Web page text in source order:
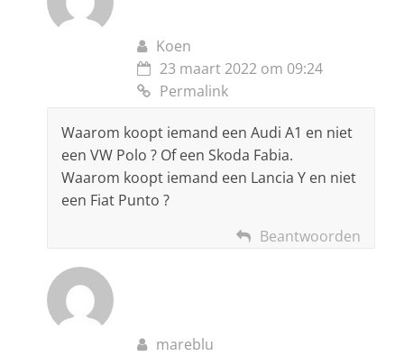
Koen
23 maart 2022 om 09:24
Permalink
Waarom koopt iemand een Audi A1 en niet
een VW Polo ? Of een Skoda Fabia.
Waarom koopt iemand een Lancia Y en niet
een Fiat Punto ?
Beantwoorden
mareblu